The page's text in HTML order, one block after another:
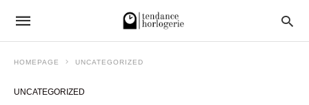
HOMEPAGE UNCATEGORIZED
UNCATEGORIZED